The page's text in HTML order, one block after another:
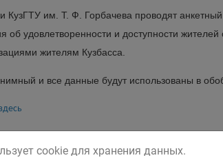
КузГТУ им. Т. Ф. Горбачева проводят
об удовлетворенности и доступности
жителям Кузбасса.
и все данные будут использованы в
cookie для хранения данных.